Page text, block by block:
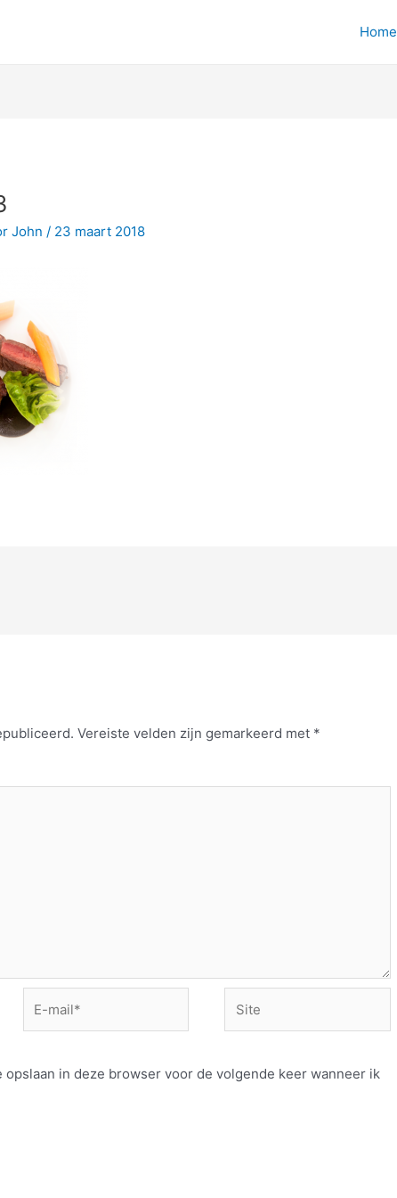
Home
John/ 23 maart 2018
Vereiste velden zijn gemarkeerd met *
mail*
opslaan in deze browser voor de volgende keer wanneer ik